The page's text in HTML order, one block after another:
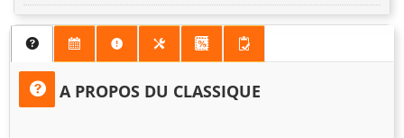
A PROPOS DU CLASSIQUE